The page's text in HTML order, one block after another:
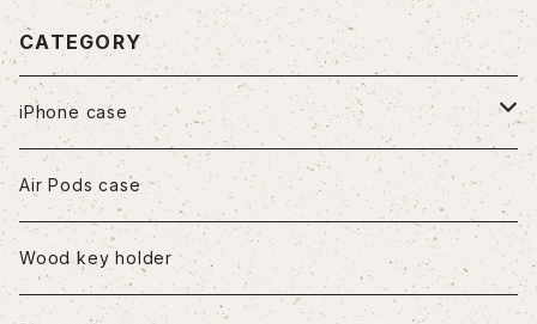
CATEGORY
iPhone case
iPhone7/8/SE2
iPhone8Plus
Air Pods case
Wood key holder